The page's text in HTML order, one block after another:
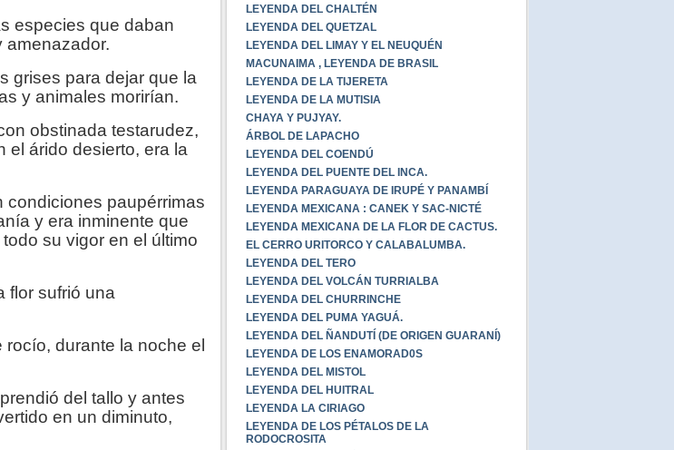
especies que daban
grises para dejar que la
y animales morirían.
obstinada testarudez,
el árido desierto, era la
condiciones paupérrimas
y era inminente que
su vigor en el último
flor sufrió una
durante la noche el
del tallo y antes
en un diminuto,
LEYENDA DEL CHALTÉN
LEYENDA DEL QUETZAL
LEYENDA DEL LIMAY Y EL NEUQUÉN
MACUNAIMA , LEYENDA DE BRASIL
LEYENDA DE LA TIJERETA
LEYENDA DE LA MUTISIA
CHAYA Y PUJYAY.
ÁRBOL DE LAPACHO
LEYENDA DEL COENDÚ
LEYENDA DEL PUENTE DEL INCA.
LEYENDA PARAGUAYA DE IRUPÉ Y PANAMBÍ
LEYENDA MEXICANA : CANEK Y SAC-NICTÉ
LEYENDA MEXICANA DE LA FLOR DE CACTUS.
EL CERRO URITORCO Y CALABALUMBA.
LEYENDA DEL TERO
LEYENDA DEL VOLCÁN TURRIALBA
LEYENDA DEL CHURRINCHE
LEYENDA DEL PUMA YAGUÁ.
LEYENDA DEL ÑANDUTÍ (DE ORIGEN GUARANÍ)
LEYENDA DE LOS ENAMORAD0S
LEYENDA DEL MISTOL
LEYENDA DEL HUITRAL
LEYENDA LA CIRIAGO
LEYENDA DE LOS PÉTALOS DE LA
RODOCROSITA